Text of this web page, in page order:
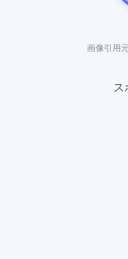
画像引用
ス